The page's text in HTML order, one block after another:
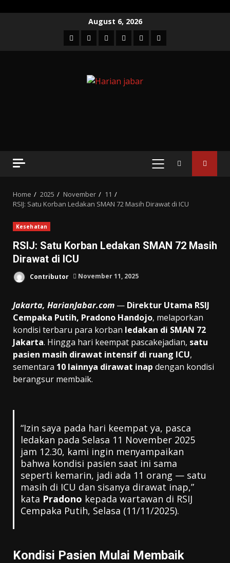
August 6, 2026
Facebook
TwitterLinkedin
VK YoutubeInstagram
PRIMARY
Home 2025 November
11
RSIJ: Satu Korban Ledakan SMAN 72 Masih Dirawat di ICU
Kesehatan
RSIJ: Satu Korban Ledakan SMAN 72 Masih
Dirawat di ICU
Contributor November 11, 2025
Jakarta, HarianJabar.com — Direktur Utama RSIJ
Cempaka Putih, Pradono Handojo, melaporkan
kondisi terbaru para korban ledakan di SMAN 72
Jakarta. Hingga hari keempat pascakejadian, satu
pasien masih dirawat intensif di ruang ICU,
sementara 10 lainnya dirawat inap dengan kondisi
berangsur membaik.
“Izin saya pada hari keempat ya, pasca
ledakan pada Selasa 11 November 2025
jam 12.30, kami ingin menyampaikan
bahwa kondisi pasien saat ini sama
seperti kemarin, jadi ada 11 orang — satu
masih di ICU dan sisanya dirawat inap,”
kata Pradono kepada wartawan di RSIJ
Cempaka Putih, Selasa (11/11/2025).
Kondisi Pasien Mulai Membaik